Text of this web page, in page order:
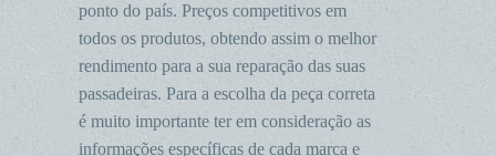
ponto do país. Preços competitivos em
todos os produtos, obtendo assim o melhor
rendimento para a sua reparação das suas
passadeiras. Para a escolha da peça correta
é muito importante ter em consideração as
informações específicas de cada marca e